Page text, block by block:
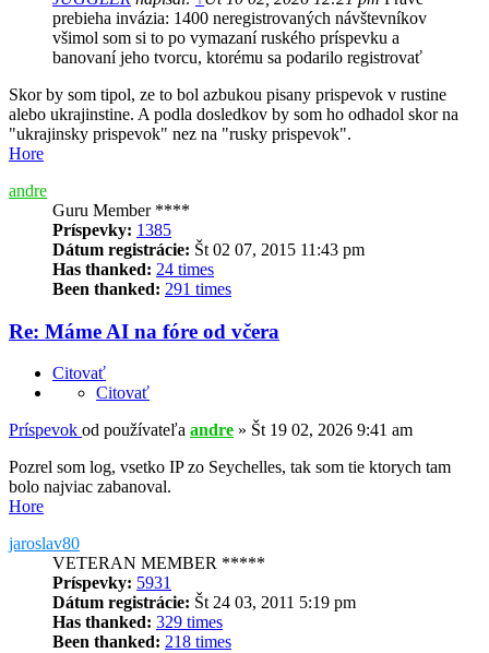
prebieha invázia: 1400 neregistrovaných návštevníkov
všimol som si to po vymazaní ruského príspevku a
banovaní jeho tvorcu, ktorému sa podarilo registrovať
Skor by som tipol, ze to bol azbukou pisany prispevok v rustine
alebo ukrajinstine. A podla dosledkov by som ho odhadol skor na
"ukrajinsky prispevok" nez na "rusky prispevok".
Hore
andre
Guru Member ****
Príspevky: 1385
Dátum registrácie: Št 02 07, 2015 11:43 pm
Has thanked: 24 times
Been thanked: 291 times
Re: Máme AI na fóre od včera
Citovať
Citovať
Príspevok od používateľa andre » Št 19 02, 2026 9:41 am
Pozrel som log, vsetko IP zo Seychelles, tak som tie ktorych tam
bolo najviac zabanoval.
Hore
jaroslav80
VETERAN MEMBER *****
Príspevky: 5931
Dátum registrácie: Št 24 03, 2011 5:19 pm
Has thanked: 329 times
Been thanked: 218 times